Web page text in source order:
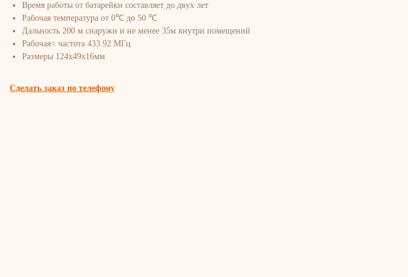
Время работы от батарейки составляет до двух лет
Рабочая температура от 0℃ до 50 ℃
Дальность 200 м снаружи и не менее 35м внутри помещений
Рабочая< частота 433.92 МГц
Размеры 124х49х16мм
Сделать заказ по телефону